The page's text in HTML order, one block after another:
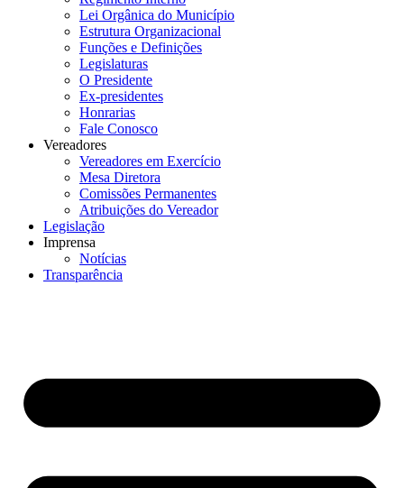
Lei Orgânica do Município
Estrutura Organizacional
Funções e Definições
Legislaturas
O Presidente
Ex-presidentes
Honrarias
Fale Conosco
Vereadores
Vereadores em Exercício
Mesa Diretora
Comissões Permanentes
Atribuições do Vereador
Legislação
Imprensa
Notícias
Transparência